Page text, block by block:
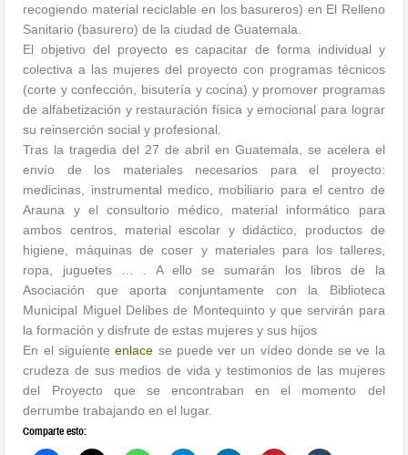
recogiendo material reciclable en los basureros) en El Relleno
Sanitario (basurero) de la ciudad de Guatemala.
El objetivo del proyecto es capacitar de forma individual y
colectiva a las mujeres del proyecto con programas técnicos
(corte y confección, bisutería y cocina) y promover programas
de alfabetización y restauración física y emocional para lograr
su reinserción social y profesional.
Tras la tragedia del 27 de abril en Guatemala, se acelera el
envío de los materiales necesarios para el proyecto:
medicinas, instrumental medico, mobiliario para el centro de
Arauna y el consultorio médico, material informático para
ambos centros, material escolar y didáctico, productos de
higiene, máquinas de coser y materiales para los talleres,
ropa, juguetes … . A ello se sumarán los libros de la
Asociación que aporta conjuntamente con la Biblioteca
Municipal Miguel Delibes de Montequinto y que servirán para
la formación y disfrute de estas mujeres y sus hijos
En el siguienteenlace se puede ver un vídeo donde se ve la
crudeza de sus medios de vida y testimonios de las mujeres
del Proyecto que se encontraban en el momento del
derrumbe trabajando en el lugar.
Comparte esto: